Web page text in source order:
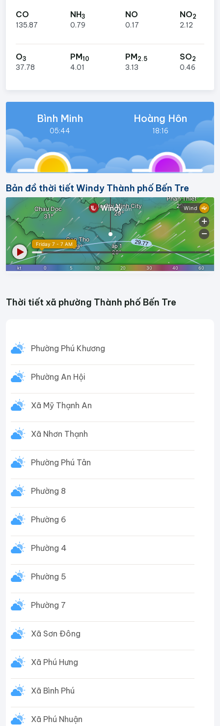
CO
135.87
NH3
0.79
NO
0.17
NO2
2.12
O3
37.78
PM10
4.01
PM2.5
3.13
SO2
0.46
Bình Minh
05:44
Hoàng Hôn
18:16
Bản đồ thời tiết Windy Thành phố Bến Tre
Thời tiết xã phường Thành phố Bến Tre
Phường Phú Khương
Phường An Hội
Xã Mỹ Thạnh An
Xã Nhơn Thạnh
Phường Phú Tân
Phường 8
Phường 6
Phường 4
Phường 5
Phường 7
Xã Sơn Đông
Xã Phú Hưng
Xã Bình Phú
Xã Phú Nhuận